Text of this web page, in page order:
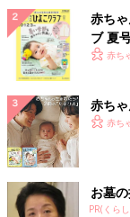
赤ち
ブ 夏
く！赤ち
赤ち
赤ち
お墓
PR(くら